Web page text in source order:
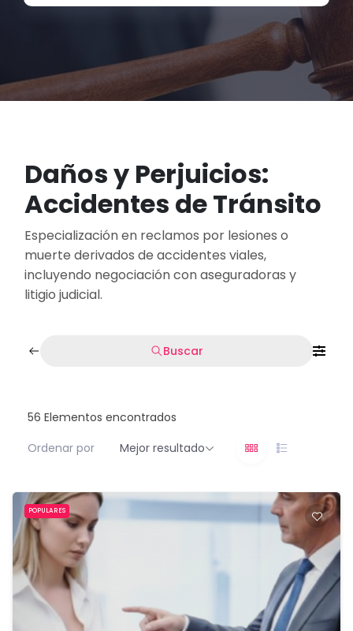
Daños y Perjuicios:
Accidentes de Tránsito
Especialización en reclamos por lesiones o
muerte derivados de accidentes viales,
incluyendo negociación con aseguradoras y
litigio judicial.
Buscar
56 Elementos encontrados
Ordenar por
Mejor resultado
POPULARES